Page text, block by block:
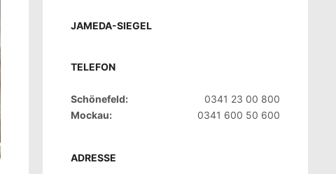
JAMEDA-SIEGEL
TELEFON
Schönefeld:
0341 23 00 800
Mockau:
0341 600 50 600
ADRESSE